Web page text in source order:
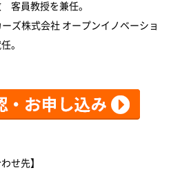
客員教授を兼任。
ズ株式会社 オープンイノベーショ
。
せ先】